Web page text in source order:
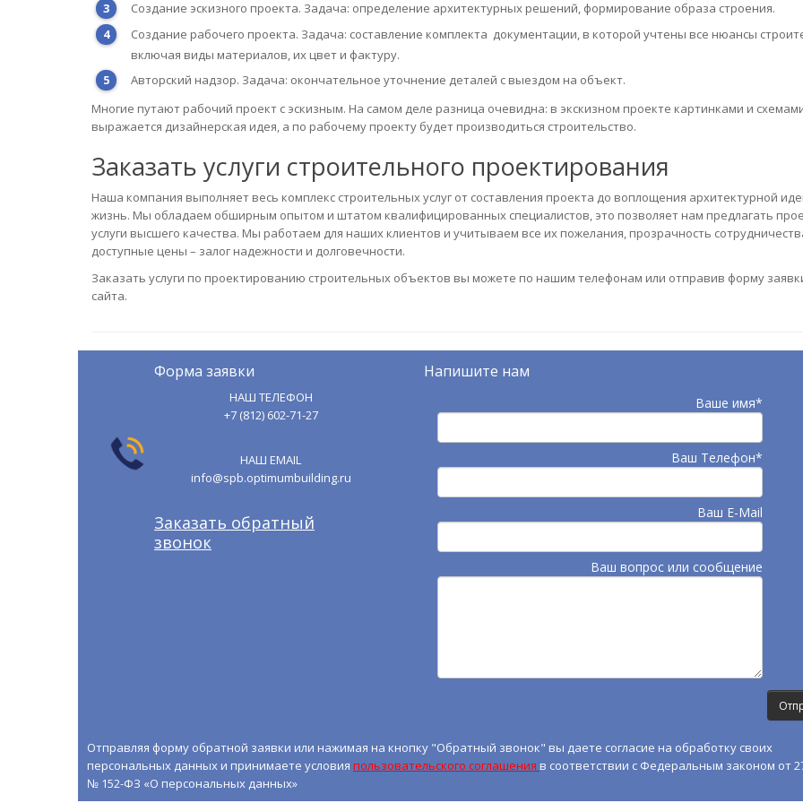
Создание эскизного проекта. Задача: определение архитектурных решений, формирование образа строения.
Создание рабочего проекта. Задача: составление комплекта документации, в которой учтены все нюансы
включая виды материалов, их цвет и фактуру.
Авторский надзор. Задача: окончательное уточнение деталей с выездом на объект.
Многие путают рабочий проект с эскизным. На самом деле разница очевидна: в экскизном проекте картинками и
выражается дизайнерская идея, а по рабочему проекту будет производиться строительство.
Заказать услуги строительного проектирования
Наша компания выполняет весь комплекс строительных услуг от составления проекта до воплощения архитектурной
жизнь. Мы обладаем обширным опытом и штатом квалифицированных специалистов, это позволяет нам предлагать
услуги высшего качества. Мы работаем для наших клиентов и учитываем все их пожелания, прозрачность
доступные цены – залог надежности и долговечности.
Заказать услуги по проектированию строительных объектов вы можете по нашим телефонам или отправив форму
сайта.
Форма заявки
НАШ ТЕЛЕФОН
+7 (812) 602-71-27
НАШ EMAIL
info@spb.optimumbuilding.ru
Заказать обратный
звонок
Напишите нам
Ваше имя*
Ваш Телефон*
Ваш E-Mail
Ваш вопрос или сообщение
Отправляя форму обратной заявки или нажимая на кнопку "Обратный звонок" вы даете согласие на обработку своих
персональных данных и принимаете условия пользовательского соглашения в соответствии с Федеральным законом от
№ 152-ФЗ «О персональных данных»